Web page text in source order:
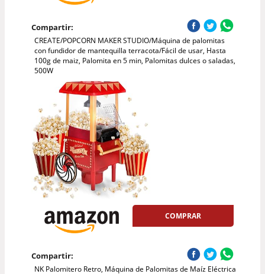
Compartir:
CREATE/POPCORN MAKER STUDIO/Máquina de palomitas
con fundidor de mantequilla terracota/Fácil de usar, Hasta
100g de maiz, Palomita en 5 min, Palomitas dulces o saladas,
500W
COMPRAR
Compartir:
NK Palomitero Retro, Máquina de Palomitas de Maíz Eléctrica